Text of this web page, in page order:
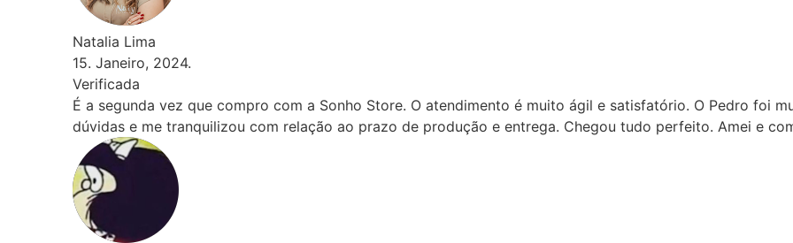
Natalia Lima
15. Janeiro, 2024.
Verificada
É a segunda vez que compro com a Sonho Store. O atendimento é muito ágil e satisfatório. O Pedro foi muito
dúvidas e me tranquilizou com relação ao prazo de produção e entrega. Chegou tudo perfeito. Amei e